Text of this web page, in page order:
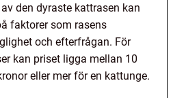
den dyraste kattrasen kan
faktorer som rasens
och efterfrågan. För
kan priset ligga mellan 10
eller mer för en kattunge.